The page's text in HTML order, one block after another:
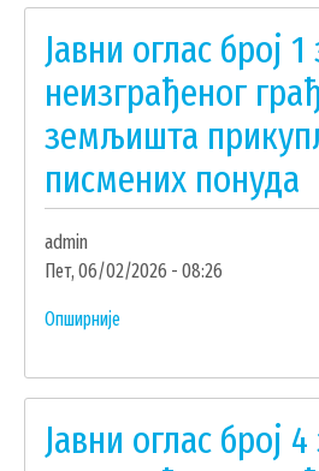
УСЛУГЕ
ПОРТАЛ Е-УПРАВА
ВОДИЧ КРОЗ ЛОКАЛНУ
ПИСАРНИЦА
ВИРТУЕЛНИ МАТИЧАР
КОНКУРСИ, ПОЗИВИ,
ГИС ЧАЈЕТИНА
број
2
отуђење
непокретности
писмених
понуда
Јавни оглас број
неизграђеног
земљишта
писмених понуда
admin
Пет, 06/02/2026 - 08:26
Опширније
оглас
број
1
Јавни оглас број